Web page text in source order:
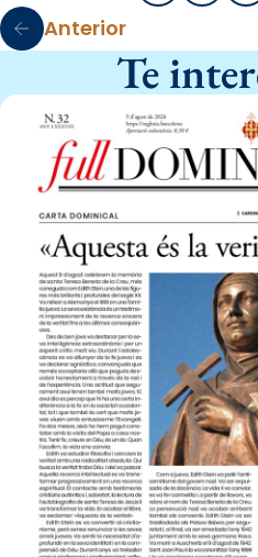
Anterior
Te